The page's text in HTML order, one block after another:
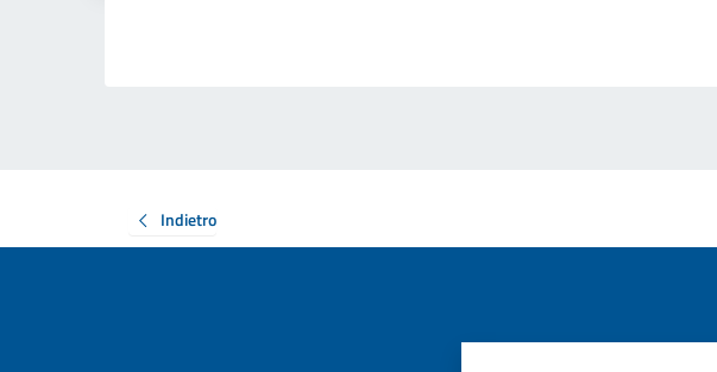
Indietro